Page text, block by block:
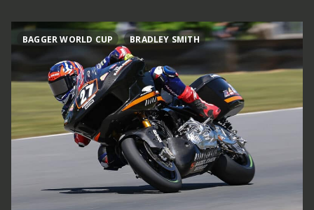
BAGGER WORLD CUP BRADLEY SMITH